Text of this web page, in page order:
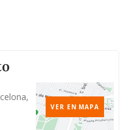
VER EN MAPA